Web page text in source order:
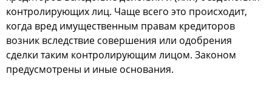
контролирующих лиц. Чаще всего это происходит,
когда вред имущественным правам кредиторов
возник вследствие совершения или одобрения
сделки таким контролирующим лицом. Законом
предусмотрены и иные основания.